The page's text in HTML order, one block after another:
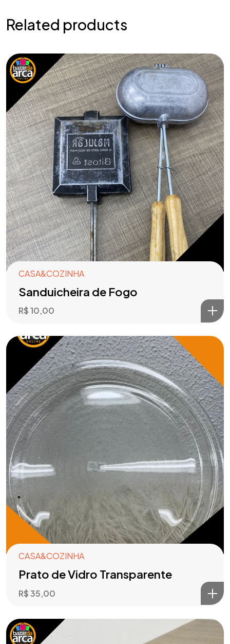
Related products
CASA&COZINHA
Sanduicheira de Fogo
R$10,00
CASA&COZINHA
Prato de Vidro Transparente
R$35,00